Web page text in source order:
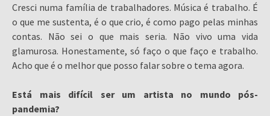
Cresci numa família de trabalhadores. Música é trabalho. É
o que me sustenta, é o que crio, é como pago pelas minhas
contas. Não sei o que mais seria. Não vivo uma vida
glamurosa. Honestamente, só faço o que faço e trabalho.
Acho que é o melhor que posso falar sobre o tema agora.
Está mais difícil ser um artista no mundo pós-
pandemia?